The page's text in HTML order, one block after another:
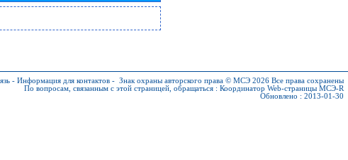
- Информация для контактов - Знак охраны авторского права © МСЭ 2026 Все права сохранены
По вопросам, связанным с этой страницей, обращаться : Координатор Web-страницы МСЭ-R
Обновлено : 2013-01-30